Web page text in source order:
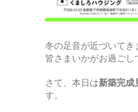
冬の足音が近づいてき
皆さまいかがお過ごし
さて、本日は新築完成
す。